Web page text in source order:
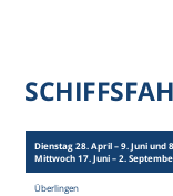
Dienstag 28. April – 9. Juni und
Mittwoch 17. Juni – 2.
Überlingen